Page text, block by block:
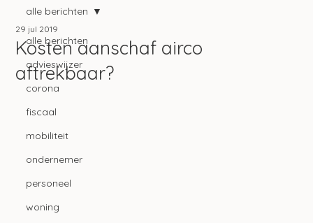
alle berichten
advieswijzer
corona
fiscaal
mobiliteit
ondernemer
personeel
woning
alle berichten
Kosten aanschaf airco
aftrekbaar?
29 jul 2019